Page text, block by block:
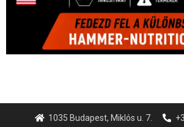
1035 Budapest, Miklós u. 7.